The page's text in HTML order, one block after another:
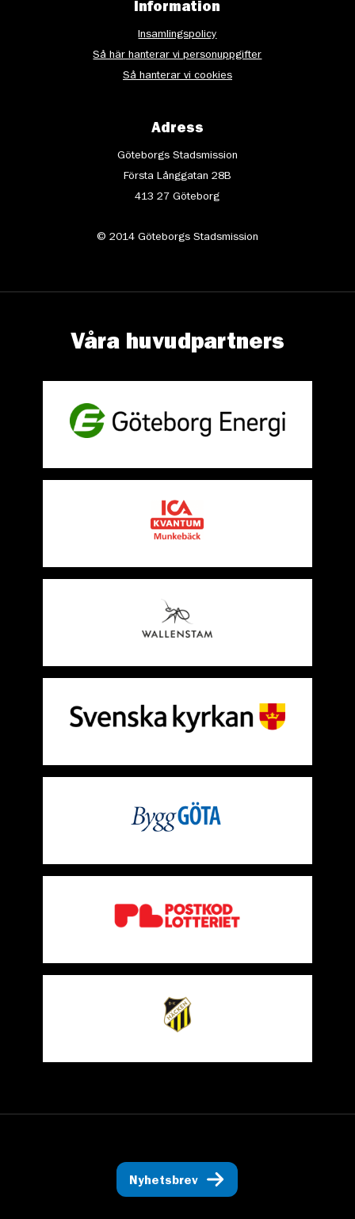
Information
Insamlingspolicy
Så här hanterar vi personuppgifter
Så hanterar vi cookies
Adress
Göteborgs Stadsmission
Första Långgatan 28B
413 27 Göteborg
© 2014 Göteborgs Stadsmission
Våra huvudpartners
Nyhetsbrev